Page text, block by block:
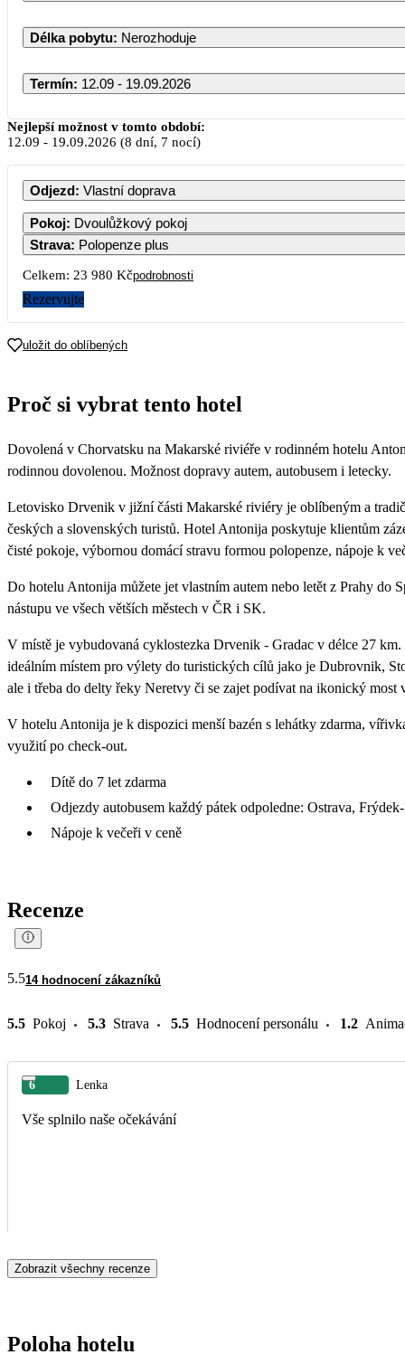
Délka pobytu: Nerozhoduje
Termín: 12.09 - 19.09.2026
Září 2026
PO ÚT ST ČT PÁ
1 2 3 4
7 8 9 10 11
28
Nejlepší možnost v tomto období:
12.09 - 19.09.2026 (8 dní, 7 nocí)
Odjezd: Vlastní doprava
Pokoj: Dvoulůžkový pokoj
Strava: Polopenze plus
Celkem: 23 980 Kčpodrobnosti
Rezervujte
uložit do oblíbených
Proč si vybrat tento hotel
Dovolená v Chorvatsku na Makarské riviéře v rodinném hotelu
rodinnou dovolenou. Možnost dopravy autem, autobusem i letecky.
Letovisko Drvenik v jižní části Makarské riviéry je oblíbeným a
českých a slovenských turistů. Hotel Antonija poskytuje klientům
čisté pokoje, výbornou domácí stravu formou polopenze, nápoje k
Do hotelu Antonija můžete jet vlastním autem nebo letět z Prahy do
nástupu ve všech větších městech v ČR i SK.
V místě je vybudovaná cyklostezka Drvenik - Gradac v délce 27
ideálním místem pro výlety do turistických cílů jako je Dubrovnik,
ale i třeba do delty řeky Neretvy či se zajet podívat na ikonický most
V hotelu Antonija je k dispozici menší bazén s lehátky zdarma,
využití po check-out.
Dítě do 7 let zdarma
Odjezdy autobusem každý pátek odpoledne: Ostrava,
Nápoje k večeři v ceně
Recenze
5.514 hodnocení zákazníků
5.5 Pokoj 5.3 Strava 5.5 Hodnocení personálu 1.2
6 Lenka
Vše splnilo naše očekávání
Zobrazit všechny recenze
Poloha hotelu